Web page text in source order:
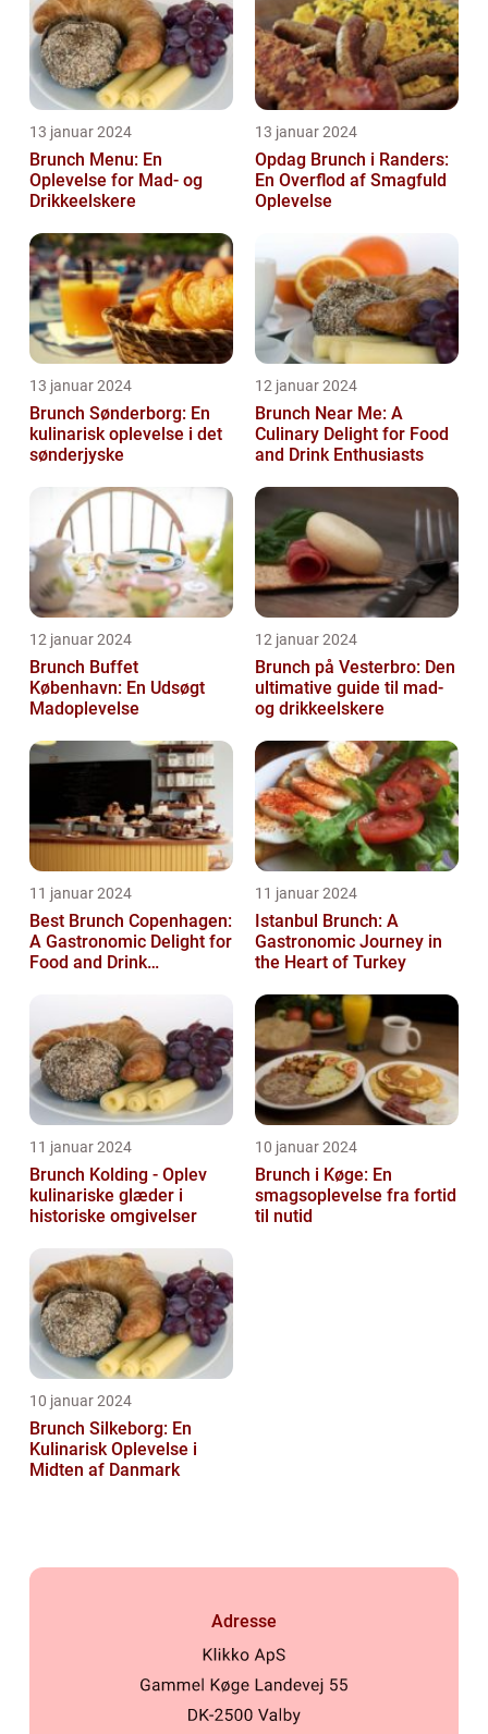
13 januar 2024
Brunch Menu: En
Oplevelse for Mad- og
Drikkeelskere
13 januar 2024
Opdag Brunch i Randers:
En Overflod af Smagfuld
Oplevelse
13 januar 2024
Brunch Sønderborg: En
kulinarisk oplevelse i det
sønderjyske
12 januar 2024
Brunch Near Me: A
Culinary Delight for Food
and Drink Enthusiasts
12 januar 2024
Brunch Buffet
København: En Udsøgt
Madoplevelse
12 januar 2024
Brunch på Vesterbro: Den
ultimative guide til mad-
og drikkeelskere
11 januar 2024
Best Brunch Copenhagen:
A Gastronomic Delight for
Food and Drink
11 januar 2024
Istanbul Brunch: A
Gastronomic Journey in
the Heart of Turkey
11 januar 2024
Brunch Kolding - Oplev
kulinariske glæder i
historiske omgivelser
10 januar 2024
Brunch i Køge: En
smagsoplevelse fra fortid
til nutid
10 januar 2024
Brunch Silkeborg: En
Kulinarisk Oplevelse i
Midten af Danmark
Adresse